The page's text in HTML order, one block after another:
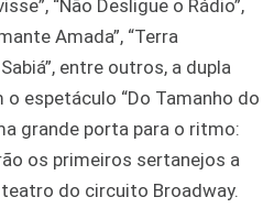
“Não Desligue o Rádio”,
Amada”, “Terra
entre outros, a dupla
o espetáculo “Do Tamanho do
grande porta para o ritmo:
os primeiros sertanejos a
do circuito Broadway.